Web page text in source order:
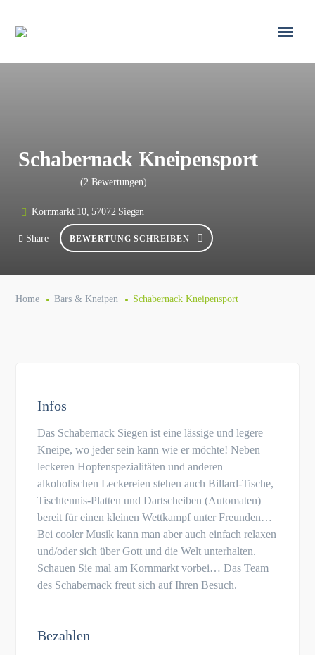
Schabernack Kneipensport
(2 Bewertungen)
Kornmarkt 10, 57072 Siegen
Share BEWERTUNG SCHREIBEN
Home Bars & Kneipen Schabernack Kneipensport
Infos
Das Schabernack Siegen ist eine lässige und legere
Kneipe, wo jeder sein kann wie er möchte! Neben
leckeren Hopfenspezialitäten und anderen
alkoholischen Leckereien stehen auch Billard-Tische,
Tischtennis-Platten und Dartscheiben (Automaten)
bereit für einen kleinen Wettkampf unter Freunden…
Bei cooler Musik kann man aber auch einfach relaxen
und/oder sich über Gott und die Welt unterhalten.
Schauen Sie mal am Kornmarkt vorbei… Das Team
des Schabernack freut sich auf Ihren Besuch.
Bezahlen